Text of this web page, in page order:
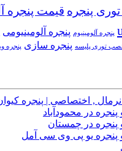
پنجره قیمت پنجره
پنجره آلومینیوم پنجره آلومینیومی
نصب توری پلیسه پنجره سازی پنجره